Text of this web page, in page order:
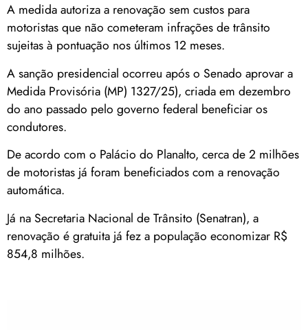
A medida autoriza a renovação sem custos para
motoristas que não cometeram infrações de trânsito
sujeitas à pontuação nos últimos 12 meses.
A sanção presidencial ocorreu após o Senado aprovar a
Medida Provisória (MP) 1327/25), criada em dezembro
do ano passado pelo governo federal beneficiar os
condutores.
De acordo com o Palácio do Planalto, cerca de 2 milhões
de motoristas já foram beneficiados com a renovação
automática.
Já na Secretaria Nacional de Trânsito (Senatran), a
renovação é gratuita já fez a população economizar R$
854,8 milhões.